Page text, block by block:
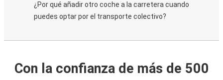
¿Por qué añadir otro coche a la carretera cuando
puedes optar por el transporte colectivo?
Con la confianza de más de 500